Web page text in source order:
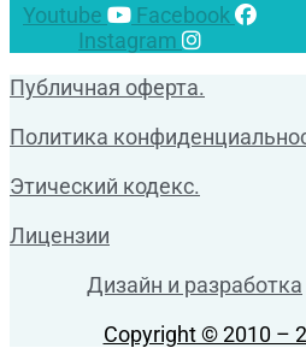
Youtube
Facebook
Instagram
Публичная оферта.
Политика
Этический кодекс.
Лицензии
Дизайн и разработка
Copyright © 2010 –